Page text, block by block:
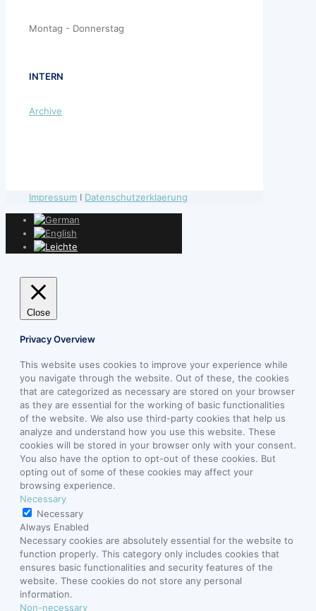
Montag - Donnerstag
INTERN
Archive
Impressum I Datenschutzerklaerung
Close
Privacy Overview
This website uses cookies to improve your experience while
you navigate through the website. Out of these, the cookies
that are categorized as necessary are stored on your browser
as they are essential for the working of basic functionalities
of the website. We also use third-party cookies that help us
analyze and understand how you use this website. These
cookies will be stored in your browser only with your consent.
You also have the option to opt-out of these cookies. But
opting out of some of these cookies may affect your
browsing experience.
Necessary
Necessary
Always Enabled
Necessary cookies are absolutely essential for the website to
function properly. This category only includes cookies that
ensures basic functionalities and security features of the
website. These cookies do not store any personal
information.
Non-necessary